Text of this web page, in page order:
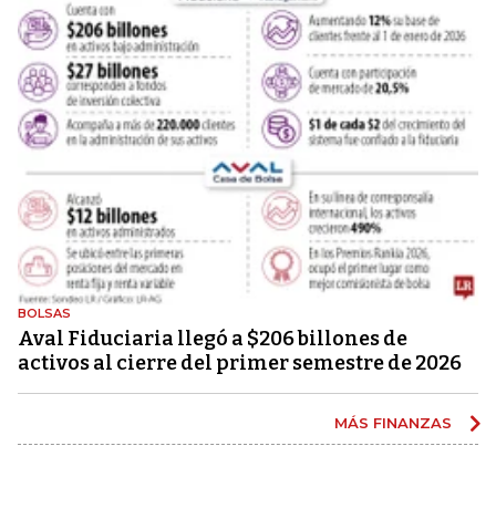
BOLSAS
Aval Fiduciaria llegó a $206 billones de
activos al cierre del primer semestre de 2026
MÁS FINANZAS